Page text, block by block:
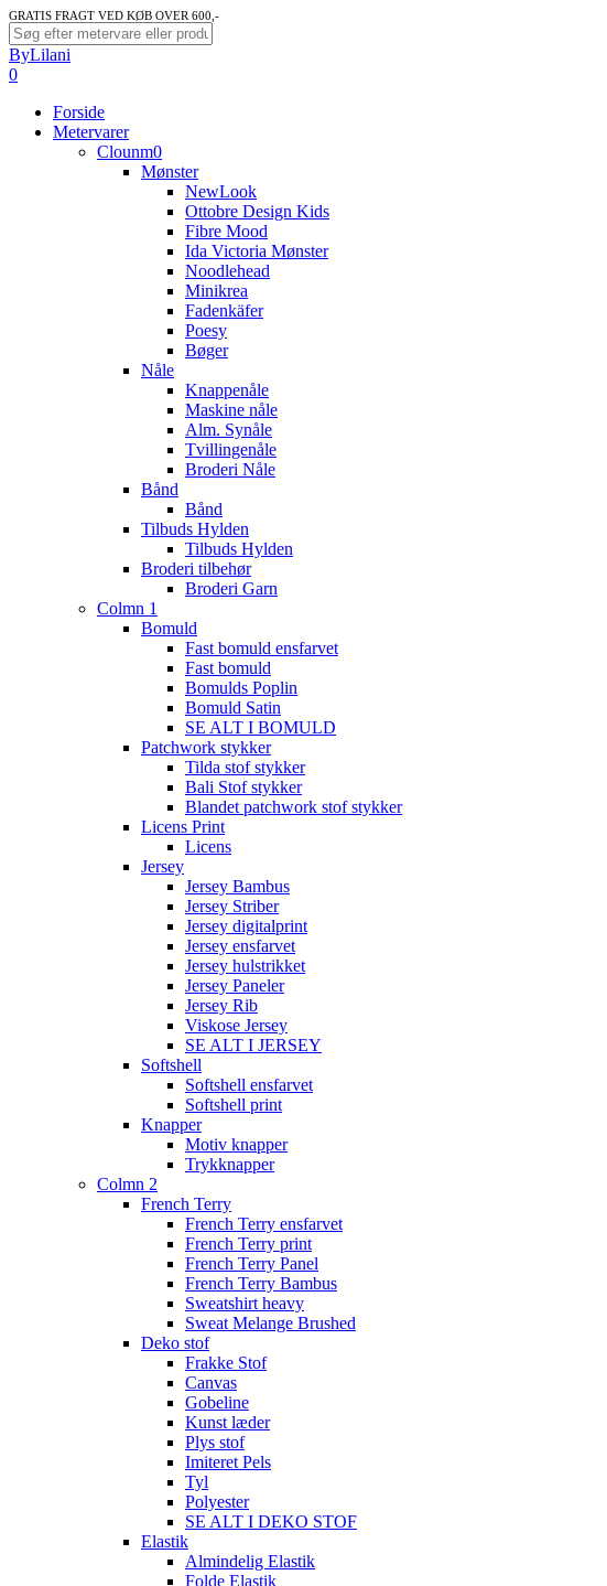
Skip
to
main
content
GRATIS FRAGT VED KØB OVER 600,-
Close
Search
ByLilani
search
account
0
Forside
Metervarer
Clounm0
Mønster
NewLook
Ottobre Design Kids
Fibre Mood
Ida Victoria Mønster
Noodlehead
Minikrea
Fadenkäfer
Poesy
Bøger
Nåle
Knappenåle
Maskine nåle
Alm. Synåle
Tvillingenåle
Broderi Nåle
Bånd
Bånd
Tilbuds Hylden
Tilbuds Hylden
Broderi tilbehør
Broderi Garn
Colmn 1
Bomuld
Fast bomuld ensfarvet
Fast bomuld
Bomulds Poplin
Bomuld Satin
SE ALT I BOMULD
Patchwork stykker
Tilda stof stykker
Bali Stof stykker
Blandet patchwork stof stykker
Licens Print
Licens
Jersey
Jersey Bambus
Jersey Striber
Jersey digitalprint
Jersey ensfarvet
Jersey hulstrikket
Jersey Paneler
Jersey Rib
Viskose Jersey
SE ALT I JERSEY
Softshell
Softshell ensfarvet
Softshell print
Knapper
Motiv knapper
Trykknapper
Colmn 2
French Terry
French Terry ensfarvet
French Terry print
French Terry Panel
French Terry Bambus
Sweatshirt heavy
Sweat Melange Brushed
Deko stof
Frakke Stof
Canvas
Gobeline
Kunst læder
Plys stof
Imiteret Pels
Tyl
Polyester
SE ALT I DEKO STOF
Elastik
Almindelig Elastik
Folde Elastik